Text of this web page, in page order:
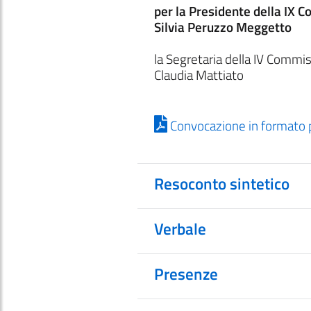
per la Presidente della IX
Silvia Peruzzo Meggetto
la Segretaria della IV
Claudia Mattiato
Convocazione in formato
Resoconto sintetico
Verbale
Presenze